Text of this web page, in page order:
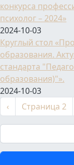
конкурса
психолог – 2024»
2024-10-03
Круглый стол
образования.
стандарта
образования)"».
2024-10-03
Нумерация
←‹ Страница 2
Поиск